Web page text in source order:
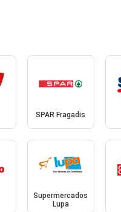
SPAR Fragadis
Supermercados
Lupa